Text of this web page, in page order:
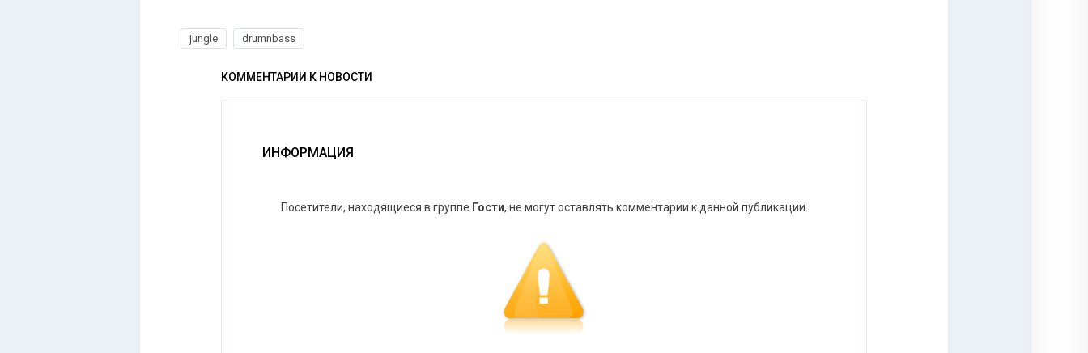
jungle drumnbass
КОММЕНТАРИИ К НОВОСТИ
ИНФОРМАЦИЯ
Посетители, находящиеся в группе Гости, не могут оставлять комментарии к данной публикации.